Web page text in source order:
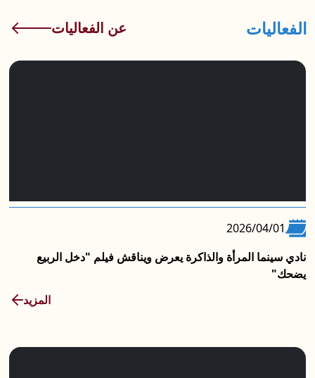
الفعاليات عن الفعاليات
2026/04/01
نادي سينما المرأة والذاكرة يعرض ويناقش فيلم "دخل الربيع
يضحك"
المزيد